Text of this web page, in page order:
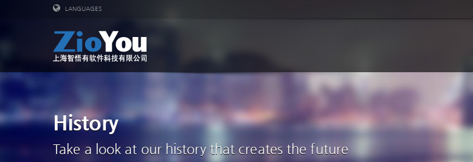
LANGUAGES
History
Take a look at our history that creates the future